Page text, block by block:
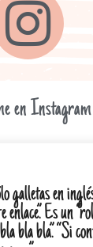
galletas en
Es un
bla bla”. “Si
en Instagram
por RK